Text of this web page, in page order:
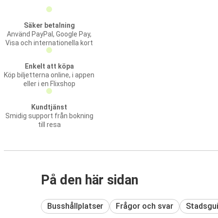
Säker betalning
Använd PayPal, Google Pay,
Visa och internationella kort
Enkelt att köpa
Köp biljetterna online, i appen
eller i en Flixshop
Kundtjänst
Smidig support från bokning
till resa
På den här sidan
Busshållplatser Frågor och svar